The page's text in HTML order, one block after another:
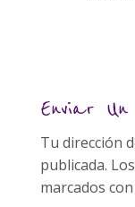
Enviar Un
Tu dirección
publicada.
marcados con